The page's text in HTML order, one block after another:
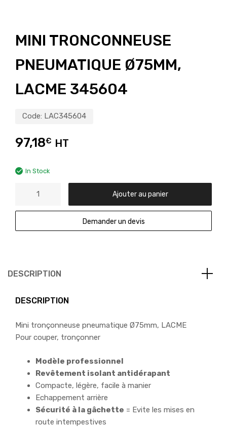
MINI TRONCONNEUSE
PNEUMATIQUE Ø75MM,
LACME 345604
Code: LAC345604
97,18€ HT
In Stock
Ajouter au panier
Demander un devis
DESCRIPTION
DESCRIPTION
Mini tronçonneuse pneumatique Ø75mm, LACME
Pour couper, tronçonner
Modèle professionnel
Revêtement isolant antidérapant
Compacte, légère, facile à manier
Echappement arrière
Sécurité à la gâchette = Evite les mises en
route intempestives